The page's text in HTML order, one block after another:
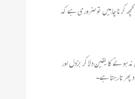
کرنا چاہیں تو ضروری ہے کہ
کا یقین دلا کر بزدل اور
رہتا ہے۔